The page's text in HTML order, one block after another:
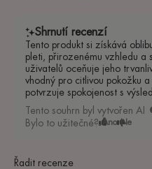
Shrnutí recenzí
Tento produkt si získává
pleti, přirozenému vzhledu a
uživatelů oceňuje jeho
vhodný pro citlivou pokožku
potvrzuje spokojenost s
Tento souhrn byl vytvořen AI
Bylo to užitečné?
Ano Ne
Řadit recenze